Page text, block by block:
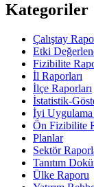
Kategoriler
Çalıştay
Etki
Fizibilite
İl Raporları
İlçe Raporları
İstatistik-
İyi
Ön Fizibilite
Planlar
Sektör
Tanıtım
Ülke Raporu